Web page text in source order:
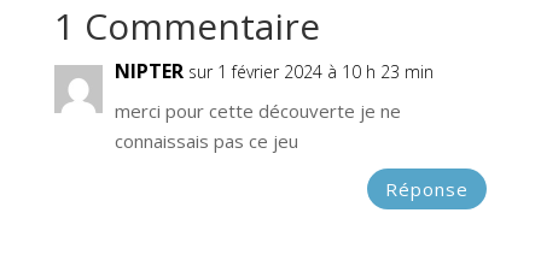
1 Commentaire
NIPTER sur 1 février 2024 à 10 h 23 min
merci pour cette découverte je ne
connaissais pas ce jeu
Réponse